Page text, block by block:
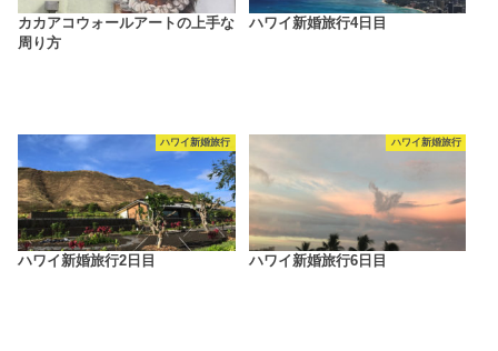
カカアコウォールアートの上手な
周り方
ハワイ新婚旅行4日目
ハワイ新婚旅行
ハワイ新婚旅行2日目
ハワイ新婚旅行
ハワイ新婚旅行6日目